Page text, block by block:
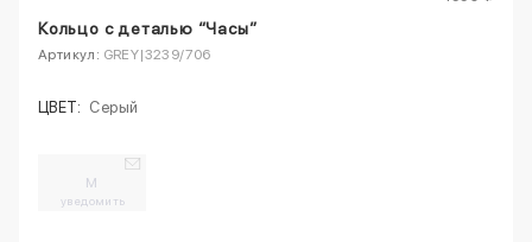
Кольцо с деталью “Часы”
Артикул: GREY|3239/706
ЦВЕТ: Серый
M
уведомить